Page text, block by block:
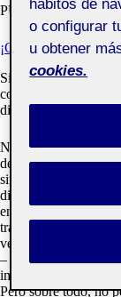
PÚBLICA
¡CERRAMOS Y
Si este semestre has
como yo, estoy
diferentes.
No me cabe duda de
debate y la creación
simplemente
distendido aunque
en un área. A mí me
trabajadoras y
verdadera artista -,
– genial
imaginé un flujo de
Pero sobre todo, no
hábitos de
o configurar
u obtener
cookies.